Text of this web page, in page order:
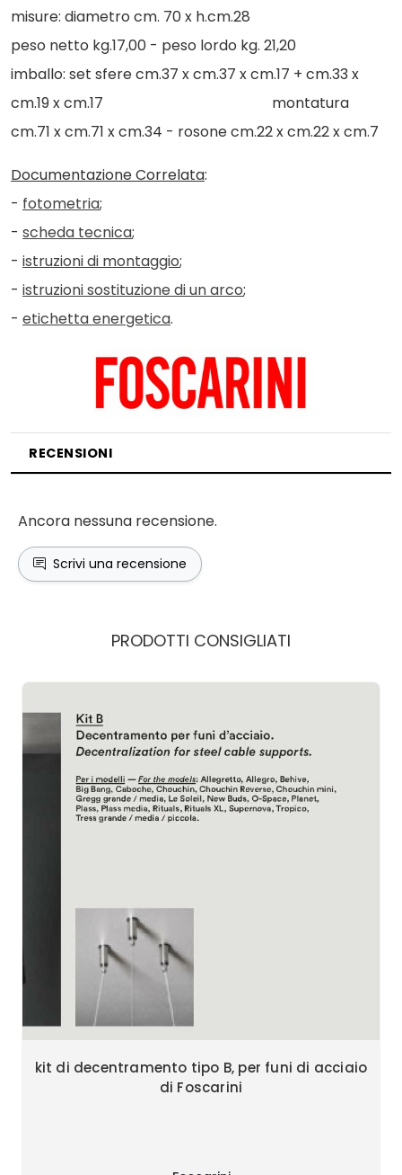
misure: diametro cm. 70 x h.cm.28
peso netto kg.17,00 - peso lordo kg. 21,20
imballo: set sfere cm.37 x cm.37 x cm.17 + cm.33 x
cm.19 x cm.17 montatura
cm.71 x cm.71 x cm.34 - rosone cm.22 x cm.22 x cm.7
Documentazione Correlata:
- fotometria;
- scheda tecnica;
- istruzioni di montaggio;
- istruzioni sostituzione di un arco;
- etichetta energetica.
RECENSIONI
Ancora nessuna recensione.
Scrivi una recensione
PRODOTTI CONSIGLIATI
kit di decentramento tipo B, per funi di acciaio
di Foscarini